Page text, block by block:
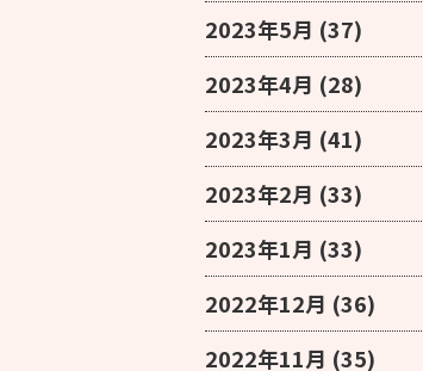
2023年5月 (37)
2023年4月 (28)
2023年3月 (41)
2023年2月 (33)
2023年1月 (33)
2022年12月 (36)
2022年11月 (35)